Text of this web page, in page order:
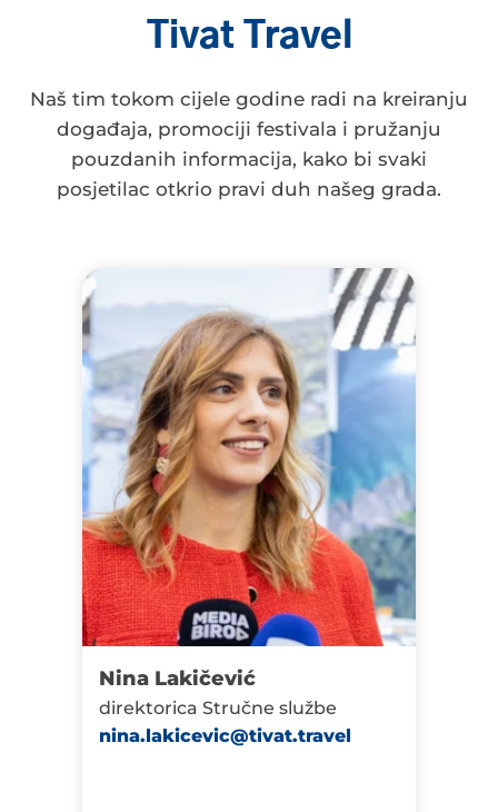
Tivat Travel
Naš tim tokom cijele godine radi na kreiranju
događaja, promociji festivala i pružanju
pouzdanih informacija, kako bi svaki
posjetilac otkrio pravi duh našeg grada.
Nina Lakičević
direktorica Stručne službe
nina.lakicevic@tivat.travel